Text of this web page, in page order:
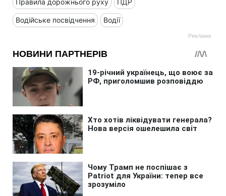
Водійське посвідчення Водії